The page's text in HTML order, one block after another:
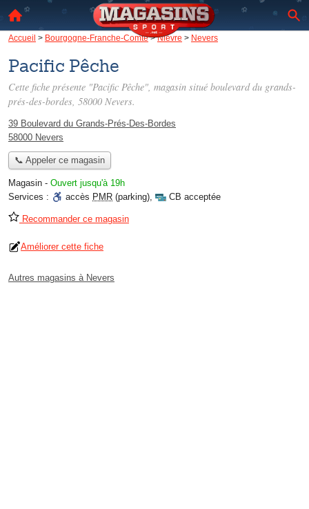
Accueil > Bourgogne-Franche-Comté>Nièvre > Nevers
Pacific Pêche
Cette fiche présente "Pacific Pêche", magasin situé boulevard du grands-
prés-des-bordes, 58000 Nevers.
39 Boulevard du Grands-Prés-Des-Bordes
58000 Nevers
📞 Appeler ce magasin
Magasin - Ouvert jusqu'à 19h
Services :
accès PMR (parking), CB acceptée
Recommander ce magasin
Améliorer cette fiche
Autres magasins à Nevers